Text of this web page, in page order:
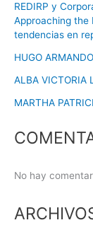
REDIRP y
Approaching the
tendencias en
HUGO
ALBA VICTORIA
MARTHA
No hay